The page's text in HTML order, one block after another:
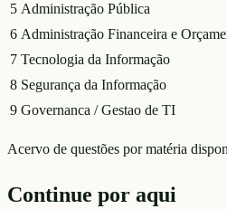
5 Administração Pública
6 Administração Financeira e
7 Tecnologia da Informação
8 Segurança da Informação
9 Governanca / Gestao de TI
Acervo de questões por matéria
Continue por aqui